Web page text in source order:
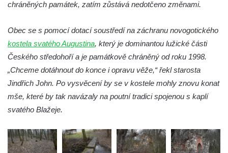
Výklenková kaple na rozcestí na jižním
Kostel svaté Kateřiny v Chouči
Kostel svatého Augustina v Lužici
Márnice na hřbitově v Lužici
Kostel svatého Martina v Kozlech
Márnice na hřbitově v Kozlech
Vesnický kostel v Reinhardtsdorfu
Kaple v Oparnu
chráněných památek, zatím zůstává nedotčeno změnami.
Obec se s pomocí dotací soustředí na záchranu novogotického
kostela svatého Augustina, který je dominantou lužické části
Českého středohoří a je památkově chráněný od roku 1998.
„Chceme dotáhnout do konce i opravu věže,“ řekl starosta
Jindřich John. Po vysvěcení by se v kostele mohly znovu konat
mše, které by tak navázaly na poutní tradici spojenou s kaplí
svatého Blažeje.